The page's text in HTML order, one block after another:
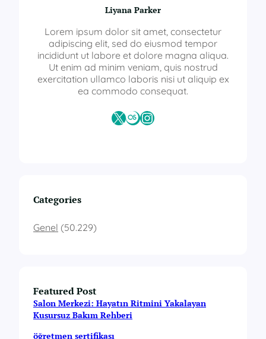
e
g
e
s
i
d
e
a
m
Liyana Parker
Lorem ipsum dolor sit amet, consectetur
adipiscing elit, sed do eiusmod tempor
incididunt ut labore et dolore magna aliqua.
Ut enim ad minim veniam, quis nostrud
exercitation ullamco laboris nisi ut aliquip ex
ea commodo consequat.
X Last.fmInstagram
Categories
Genel (50.229)
Featured Post
Salon Merkezi: Hayatın Ritmini Yakalayan
Kusursuz Bakım Rehberi
öğretmen sertifikası